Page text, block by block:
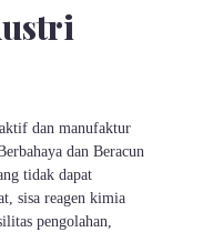
dan manufaktur
dan Beracun
tidak dapat
sisa reagen kimia
pengolahan,